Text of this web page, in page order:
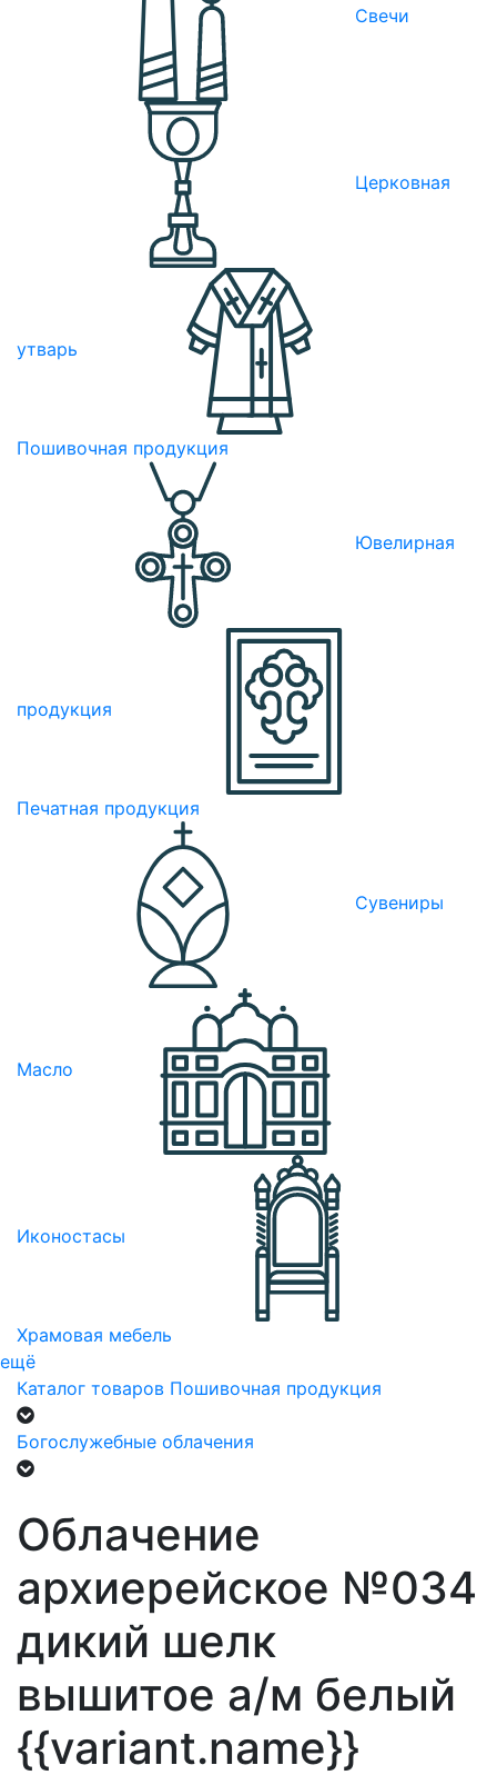
Свечи
Церковная
утварь
Пошивочная продукция
Ювелирная
продукция
Печатная продукция
Сувениры
Масло
Иконостасы
Храмовая мебель
ещё
Каталог товаров Пошивочная продукция
Богослужебные облачения
Облачение
архиерейское №034
дикий шелк
вышитое а/м белый
{{variant.name}}